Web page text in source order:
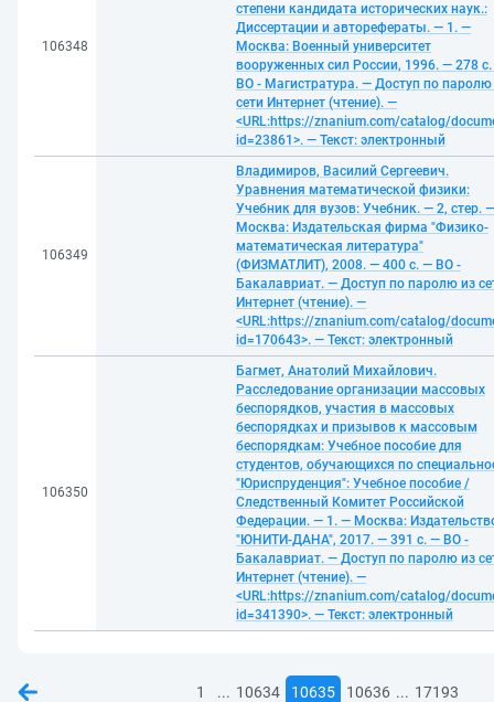
106348
степени кандидата исторических наук.:
Диссертации и авторефераты. — 1. —
Москва: Военный университет
вооруженных сил России, 1996. — 278
ВО - Магистратура. — Доступ по паролю
сети Интернет (чтение). —
<URL:https://znanium.com/catalog/
id=23861>. — Текст: электронный
106349
Владимиров, Василий Сергеевич.
Уравнения математической физики:
Учебник для вузов: Учебник. — 2, стер. —
Москва: Издательская фирма "Физико-
математическая литература"
(ФИЗМАТЛИТ), 2008. — 400 с. — ВО -
Бакалавриат. — Доступ по паролю из
Интернет (чтение). —
<URL:https://znanium.com/catalog/
id=170643>. — Текст: электронный
106350
Багмет, Анатолий Михайлович.
Расследование организации массовых
беспорядков, участия в массовых
беспорядках и призывов к массовым
беспорядкам: Учебное пособие для
студентов, обучающихся по
"Юриспруденция": Учебное пособие /
Следственный Комитет Российской
Федерации. — 1. — Москва:
"ЮНИТИ-ДАНА", 2017. — 391 с. — ВО -
Бакалавриат. — Доступ по паролю из
Интернет (чтение). —
<URL:https://znanium.com/catalog/
id=341390>. — Текст: электронный
1 ... 10634 10635 10636 ... 17193